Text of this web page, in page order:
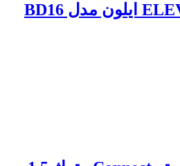
دانگل بلوتوث ELEVEN ایلون مدل BD16